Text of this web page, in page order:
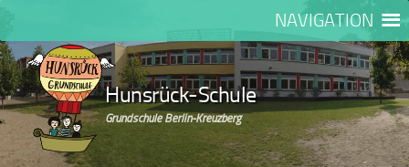
NAVIGATION
Hunsrück-Schule
Grundschule Berlin-Kreuzberg